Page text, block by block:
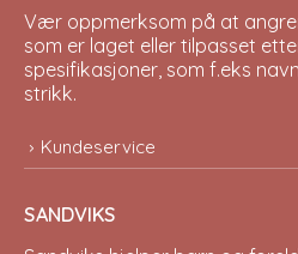
Vær oppmerksom på at
som er laget eller tilpasset
spesifikasjoner, som f.eks
strikk.
Kundeservice
SANDVIKS